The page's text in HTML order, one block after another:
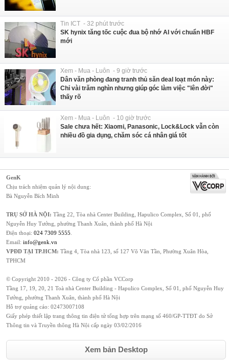
Tin ICT - 32 phút trước
SK hynix tăng tốc cuộc đua bộ nhớ AI với chuẩn HBF
mới
Xem - Mua - Luôn - 9 giờ trước
Dân văn phòng đang tranh thủ săn deal loạt món này:
Chỉ vài trăm nghìn nhưng giúp góc làm việc "lên đời"
thấy rõ
Xem - Mua - Luôn - 10 giờ trước
Sale chưa hết: Xiaomi, Panasonic, Lock&Lock vẫn còn
nhiều đồ gia dụng, chăm sóc cá nhân giá tốt
GenK
Chịu trách nhiệm quản lý nội dung:
Bà Nguyễn Bích Minh
TRỤ SỞ HÀ NỘI: Tầng 22, Tòa nhà Center Building, Hapulico Complex, Số 01, phố
Nguyễn Huy Tưởng, phường Thanh Xuân, thành phố Hà Nội
Điện thoại: 024 7309 5555
Email: info@genk.vn
VPĐD TẠI TP.HCM: Tầng 4, Tòa nhà 123, số 127 Võ Văn Tần, Phường Xuân Hòa,
TPHCM
© Copyright 2010 - 2026 - Công ty Cổ phần VCCorp
Tầng 17, 19, 20, 21 Toà nhà Center Building - Hapulico Complex, Số 01, phố Nguyễn Huy
Tưởng, phường Thanh Xuân, thành phố Hà Nội
Hỗ trợ quảng cáo: 02473007108
Giấy phép thiết lập trang thông tin điện tử tổng hợp trên mạng số 460/GP-TTĐT do Sở
Thông tin và Truyền thông Hà Nội cấp ngày 03/02/2016
Xem bản Desktop